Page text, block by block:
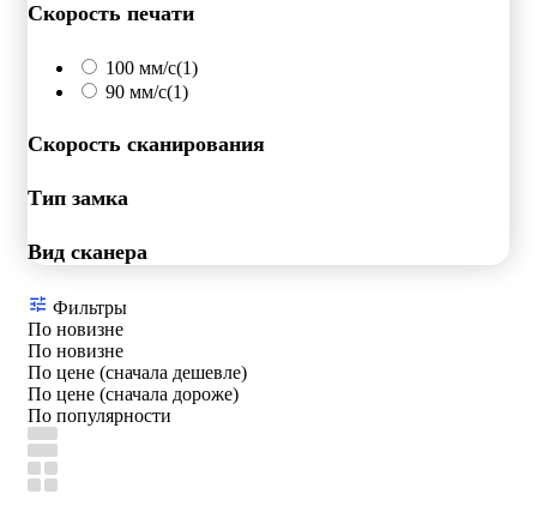
Скорость печати
100 мм/с(1)
90 мм/с(1)
Скорость сканирования
Тип замка
Вид сканера
Фильтры
По новизне
По новизне
По цене (сначала дешевле)
По цене (сначала дороже)
По популярности